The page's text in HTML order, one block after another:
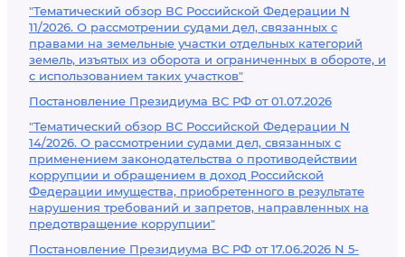
"Тематический обзор ВС Российской Федерации N
11/2026. О рассмотрении судами дел, связанных с
правами на земельные участки отдельных категорий
земель, изъятых из оборота и ограниченных в обороте, и
с использованием таких участков"
Постановление Президиума ВС РФ от 01.07.2026
"Тематический обзор ВС Российской Федерации N
14/2026. О рассмотрении судами дел, связанных с
применением законодательства о противодействии
коррупции и обращением в доход Российской
Федерации имущества, приобретенного в результате
нарушения требований и запретов, направленных на
предотвращение коррупции"
Постановление Президиума ВС РФ от 17.06.2026 N 5-